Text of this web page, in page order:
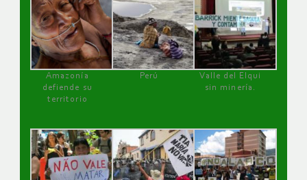
Amazonía
defiende su
territorio
Perú
Valle del Elqui
sin minería.